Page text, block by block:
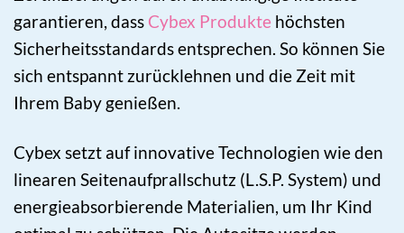
garantieren, dass Cybex Produkte höchsten
Sicherheitsstandards entsprechen. So können Sie
sich entspannt zurücklehnen und die Zeit mit
Ihrem Baby genießen.
Cybex setzt auf innovative Technologien wie den
linearen Seitenaufprallschutz (L.S.P. System) und
energieabsorbierende Materialien, um Ihr Kind